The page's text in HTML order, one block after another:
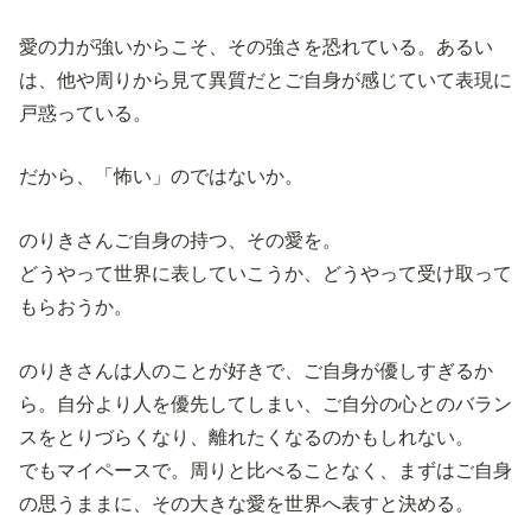
愛の力が強いからこそ、その強さを恐れている。あるい
は、他や周りから見て異質だとご自身が感じていて表現に
戸惑っている。
だから、「怖い」のではないか。
のりきさんご自身の持つ、その愛を。
どうやって世界に表していこうか、どうやって受け取って
もらおうか。
のりきさんは人のことが好きで、ご自身が優しすぎるか
ら。自分より人を優先してしまい、ご自分の心とのバラン
スをとりづらくなり、離れたくなるのかもしれない。
でもマイペースで。周りと比べることなく、まずはご自身
の思うままに、その大きな愛を世界へ表すと決める。